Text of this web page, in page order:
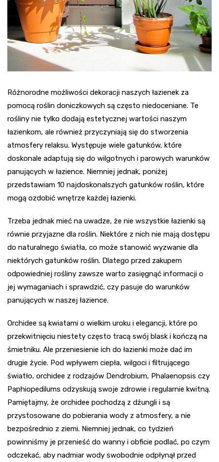
Różnorodne możliwości dekoracji naszych łazienek za
pomocą roślin doniczkowych są często niedoceniane. Te
rośliny nie tylko dodają estetycznej wartości naszym
łazienkom, ale również przyczyniają się do stworzenia
atmosfery relaksu. Występuje wiele gatunków, które
doskonale adaptują się do wilgotnych i parowych warunków
panujących w łazience. Niemniej jednak, poniżej
przedstawiam 10 najdoskonalszych gatunków roślin, które
mogą ozdobić wnętrze każdej łazienki.
Trzeba jednak mieć na uwadze, że nie wszystkie łazienki są
równie przyjazne dla roślin. Niektóre z nich nie mają dostępu
do naturalnego światła, co może stanowić wyzwanie dla
niektórych gatunków roślin. Dlatego przed zakupem
odpowiedniej rośliny zawsze warto zasięgnąć informacji o
jej wymaganiach i sprawdzić, czy pasuje do warunków
panujących w naszej łazience.
Orchidee są kwiatami o wielkim uroku i elegancji, które po
przekwitnięciu niestety często tracą swój blask i kończą na
śmietniku. Ale przeniesienie ich do łazienki może dać im
drugie życie. Pod wpływem ciepła, wilgoci i filtrującego
światło, orchidee z rodzajów Dendrobium, Phalaenopsis czy
Paphiopedilums odzyskują swoje zdrowie i regularnie kwitną.
Pamiętajmy, że orchidee pochodzą z dżungli i są
przystosowane do pobierania wody z atmosfery, a nie
bezpośrednio z ziemi. Niemniej jednak, co tydzień
powinniśmy je przenieść do wanny i obficie podlać, po czym
odczekać, aby nadmiar wody swobodnie odpłynął przed